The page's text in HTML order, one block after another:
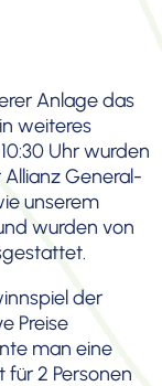
Anlage das
weiteres
Uhr wurden
Allianz General­
unserem
wurden von
der
Preise
man eine
für 2 Personen